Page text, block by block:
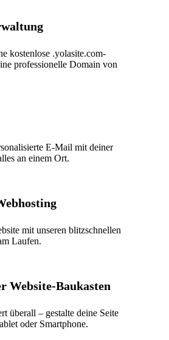
kostenlose .yolasite.com-
professionelle Domain von
E-Mail mit deiner
an einem Ort.
mit unseren blitzschnellen
Laufen.
Website-Baukasten
überall – gestalte deine Seite
oder Smartphone.